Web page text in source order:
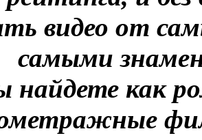
видео от
самыми
найдете как